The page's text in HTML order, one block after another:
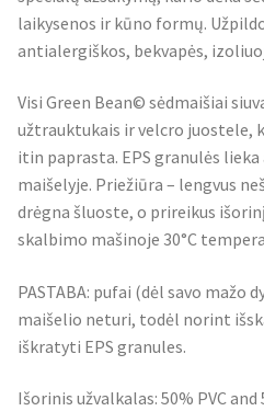
laikysenos ir kūno formų.
antialergiškos, bekvapės,
Visi Green Bean© sėdmaišiai
užtrauktukais ir velcro juostele,
itin paprasta. EPS granulės
maišelyje. Priežiūra – lengvus
drėgna šluoste, o prireikus
skalbimo mašinoje 30°C
PASTABA: pufai (dėl savo mažo
maišelio neturi, todėl norint
iškratyti EPS granules.
Išorinis užvalkalas: 50% PVC